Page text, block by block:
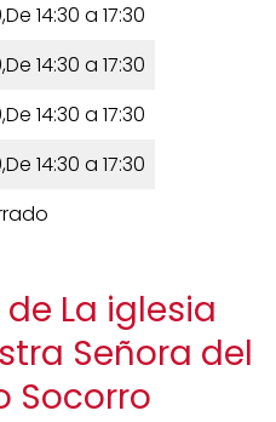
14:30 a 17:30
14:30 a 17:30
14:30 a 17:30
14:30 a 17:30
La iglesia
Señora del
Socorro